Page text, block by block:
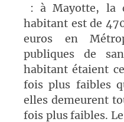
: à Mayotte, la
habitant est de
euros en
publiques de
habitant étaient
fois plus faibles
elles demeurent
fois plus faibles.